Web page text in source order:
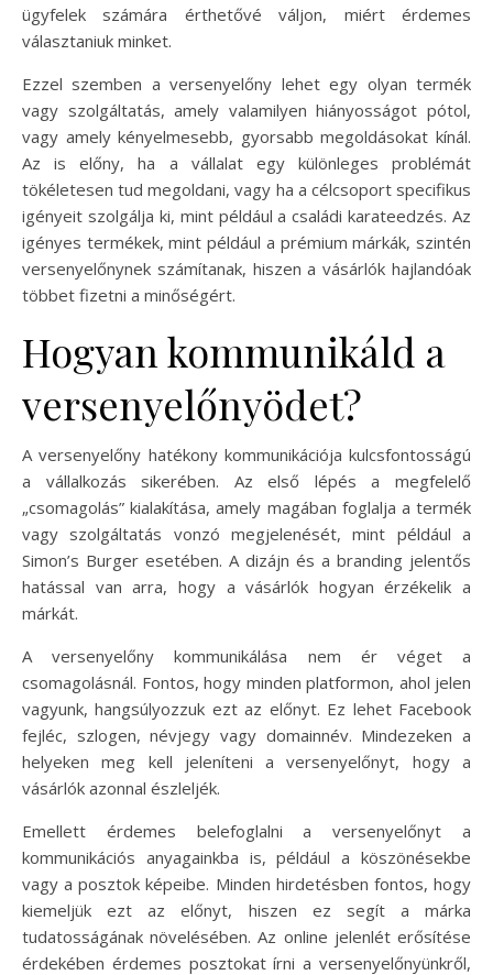
ügyfelek számára érthetővé váljon, miért érdemes
választaniuk minket.
Ezzel szemben a versenyelőny lehet egy olyan termék
vagy szolgáltatás, amely valamilyen hiányosságot pótol,
vagy amely kényelmesebb, gyorsabb megoldásokat kínál.
Az is előny, ha a vállalat egy különleges problémát
tökéletesen tud megoldani, vagy ha a célcsoport specifikus
igényeit szolgálja ki, mint például a családi karateedzés. Az
igényes termékek, mint például a prémium márkák, szintén
versenyelőnynek számítanak, hiszen a vásárlók hajlandóak
többet fizetni a minőségért.
Hogyan kommunikáld a
versenyelőnyödet?
A versenyelőny hatékony kommunikációja kulcsfontosságú
a vállalkozás sikerében. Az első lépés a megfelelő
„csomagolás” kialakítása, amely magában foglalja a termék
vagy szolgáltatás vonzó megjelenését, mint például a
Simon’s Burger esetében. A dizájn és a branding jelentős
hatással van arra, hogy a vásárlók hogyan érzékelik a
márkát.
A versenyelőny kommunikálása nem ér véget a
csomagolásnál. Fontos, hogy minden platformon, ahol jelen
vagyunk, hangsúlyozzuk ezt az előnyt. Ez lehet Facebook
fejléc, szlogen, névjegy vagy domainnév. Mindezeken a
helyeken meg kell jeleníteni a versenyelőnyt, hogy a
vásárlók azonnal észleljék.
Emellett érdemes belefoglalni a versenyelőnyt a
kommunikációs anyagainkba is, például a köszönésekbe
vagy a posztok képeibe. Minden hirdetésben fontos, hogy
kiemeljük ezt az előnyt, hiszen ez segít a márka
tudatosságának növelésében. Az online jelenlét erősítése
érdekében érdemes posztokat írni a versenyelőnyünkről,